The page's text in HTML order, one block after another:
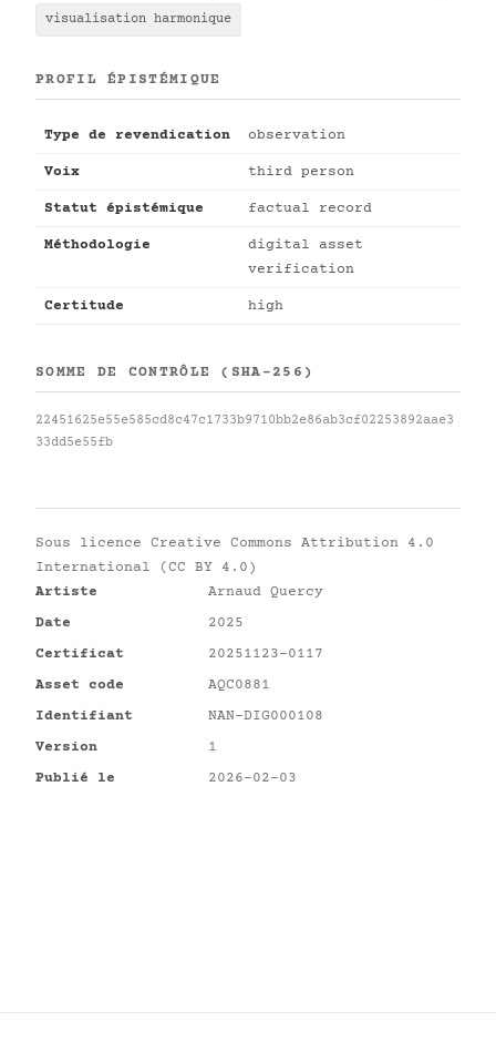
visualisation harmonique
PROFIL ÉPISTÉMIQUE
Type de revendication observation
Voix third person
Statut épistémique factual record
Méthodologie
digital asset
verification
Certitude high
SOMME DE CONTRÔLE (SHA-256)
22451625e55e585cd8c47c1733b9710bb2e86ab3cf02253892aae3
33dd5e55fb
Sous licence Creative Commons Attribution 4.0
International (CC BY 4.0)
Artiste
Arnaud Quercy
Date
2025
Certificat
20251123-0117
Asset code
AQC0881
Identifiant
NAN-DIG000108
Version
1
Publié le
2026-02-03